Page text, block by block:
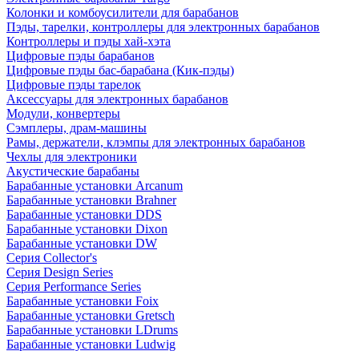
Колонки и комбоусилители для барабанов
Пэды, тарелки, контроллеры для электронных барабанов
Контроллеры и пэды хай-хэта
Цифровые пэды барабанов
Цифровые пэды бас-барабана (Кик-пэды)
Цифровые пэды тарелок
Аксессуары для электронных барабанов
Модули, конвертеры
Сэмплеры, драм-машины
Рамы, держатели, клэмпы для электронных барабанов
Чехлы для электроники
Акустические барабаны
Барабанные установки Arcanum
Барабанные установки Brahner
Барабанные установки DDS
Барабанные установки Dixon
Барабанные установки DW
Серия Collector's
Серия Design Series
Серия Performance Series
Барабанные установки Foix
Барабанные установки Gretsch
Барабанные установки LDrums
Барабанные установки Ludwig